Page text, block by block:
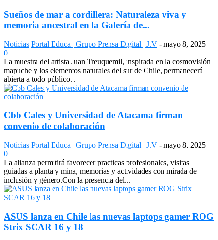
Sueños de mar a cordillera: Naturaleza viva y
memoria ancestral en la Galería de...
Noticias Portal Educa | Grupo Prensa Digital | J.V - mayo 8, 2025
0
La muestra del artista Juan Treuquemil, inspirada en la cosmovisión
mapuche y los elementos naturales del sur de Chile, permanecerá
abierta a todo público...
Cbb Cales y Universidad de Atacama firman
convenio de colaboración
Noticias Portal Educa | Grupo Prensa Digital | J.V - mayo 8, 2025
0
La alianza permitirá favorecer practicas profesionales, visitas
guiadas a planta y mina, memorias y actividades con mirada de
inclusión y género.Con la presencia del...
ASUS lanza en Chile las nuevas laptops gamer ROG
Strix SCAR 16 y 18